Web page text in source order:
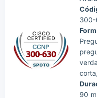
300-
90